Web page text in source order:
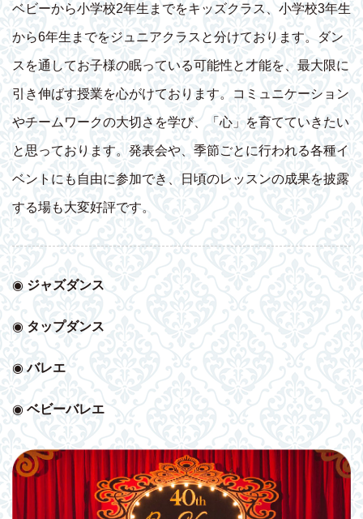
ベビーから小学校2年生までをキッズクラス、小学校3年生
から6年生までをジュニアクラスと分けております。ダン
スを通してお子様の眠っている可能性と才能を、最大限に
引き伸ばす授業を心がけております。コミュニケーション
やチームワークの大切さを学び、「心」を育てていきたい
と思っております。発表会や、季節ごとに行われる各種イ
ベントにも自由に参加でき、日頃のレッスンの成果を披露
する場も大変好評です。
◉ ジャズダンス
◉ タップダンス
◉バレエ
◉ベビーバレエ